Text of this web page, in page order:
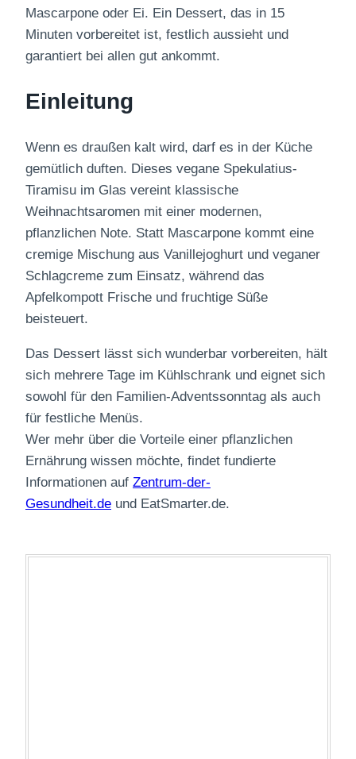
Mascarpone oder Ei. Ein Dessert, das in 15
Minuten vorbereitet ist, festlich aussieht und
garantiert bei allen gut ankommt.
Einleitung
Wenn es draußen kalt wird, darf es in der Küche
gemütlich duften. Dieses vegane Spekulatius-
Tiramisu im Glas vereint klassische
Weihnachtsaromen mit einer modernen,
pflanzlichen Note. Statt Mascarpone kommt eine
cremige Mischung aus Vanillejoghurt und veganer
Schlagcreme zum Einsatz, während das
Apfelkompott Frische und fruchtige Süße
beisteuert.
Das Dessert lässt sich wunderbar vorbereiten, hält
sich mehrere Tage im Kühlschrank und eignet sich
sowohl für den Familien-Adventssonntag als auch
für festliche Menüs.
Wer mehr über die Vorteile einer pflanzlichen
Ernährung wissen möchte, findet fundierte
Informationen auf Zentrum-der-
Gesundheit.de und EatSmarter.de.